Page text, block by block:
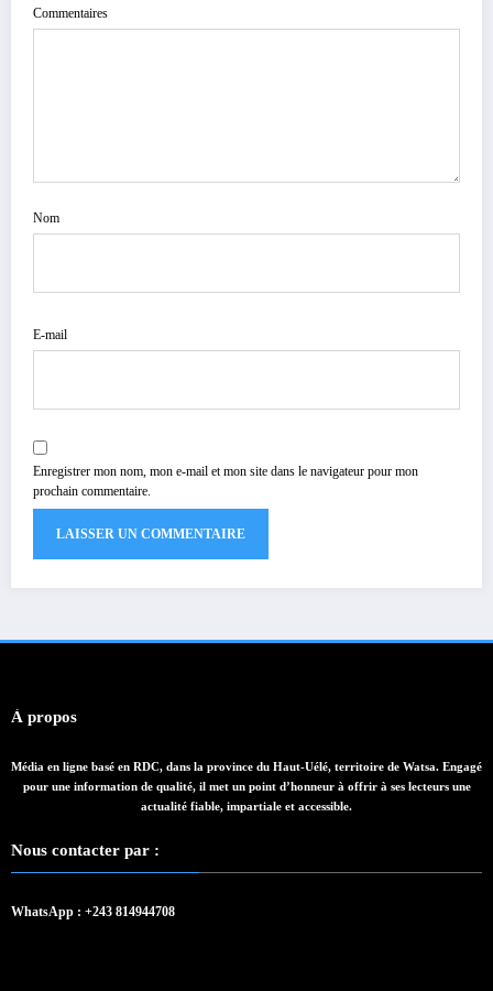
Commentaires
Nom
E-mail
Enregistrer mon nom, mon e-mail et mon site dans le navigateur pour mon
prochain commentaire.
À propos
Média en ligne basé en RDC, dans la province du Haut-Uélé, territoire de Watsa. Engagé
pour une information de qualité, il met un point d’honneur à offrir à ses lecteurs une
actualité fiable, impartiale et accessible.
Nous contacter par :
WhatsApp : +243 814944708